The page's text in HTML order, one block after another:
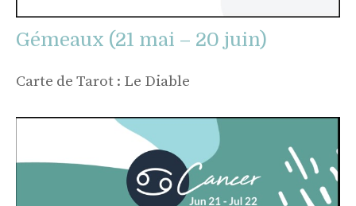
Gémeaux (21 mai – 20 juin)
Carte de Tarot : Le Diable